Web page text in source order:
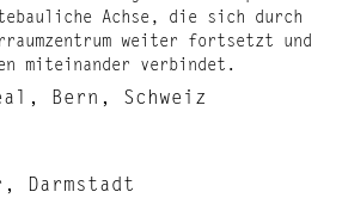
Bern, Schweiz
Darmstadt